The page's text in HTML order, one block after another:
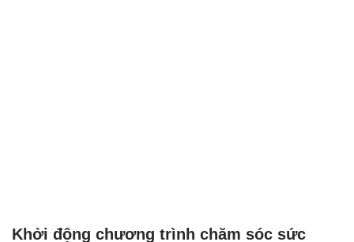
Khởi động chương trình chăm sóc sức